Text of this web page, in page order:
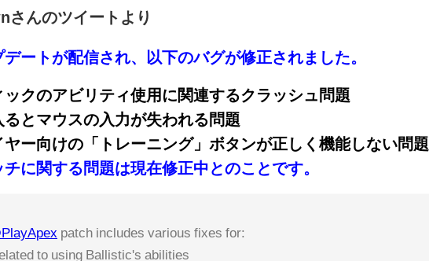
さんのツイートより
ートが配信され、以下のバグが修正されました。
ックのアビリティ使用に関連するクラッシュ問題
るとマウスの入力が失われる問題
ヤー向けの「トレーニング」ボタンが正しく機能しない問題
チに関する問題は現在修正中とのことです。
patch includes various fixes for:
to using Ballistic's abilities